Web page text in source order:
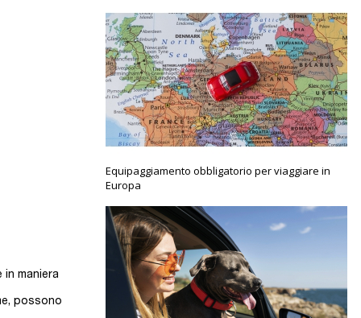
maniera
possono
Equipaggiamento obbligatorio per viaggiare in
Europa